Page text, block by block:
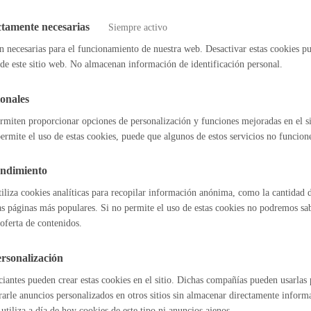
Desarrollo
Igualdad, derechos
Rehabilitación de viviendas y edificios residenciales: 3-
* Online con certificado electrónico
para organizar festivales * Online con certificado electrónico
índice Volver atrás
Enlaces útiles
necesarias Siempre activo
necesarias para el funcionamiento de nuestra web. Desactivar estas cookies
este sitio web. No almacenan información de identificación personal.
proporcionar opciones de personalización y funciones mejoradas en el
el uso de estas cookies, puede que algunos de estos servicios no
cookies analíticas para recopilar información anónima, como la cantidad
páginas más populares. Si no permite el uso de estas cookies no podremos
de contenidos.
pueden crear estas cookies en el sitio. Dichas compañías pueden
anuncios personalizados en otros sitios sin almacenar directamente